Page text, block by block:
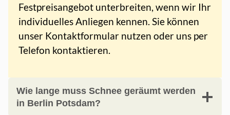
Festpreisangebot unterbreiten, wenn wir Ihr
individuelles Anliegen kennen. Sie können
unser Kontaktformular nutzen oder uns per
Telefon kontaktieren.
Wie lange muss Schnee geräumt werden
in Berlin Potsdam?